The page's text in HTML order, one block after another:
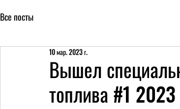
Все посты
Вышел
топлива #1 2023
10 мар. 2023 г.